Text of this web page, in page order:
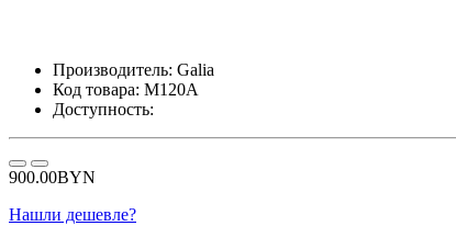
Производитель: Galia
Код товара: M120A
Доступность:
900.00BYN
Нашли дешевле?